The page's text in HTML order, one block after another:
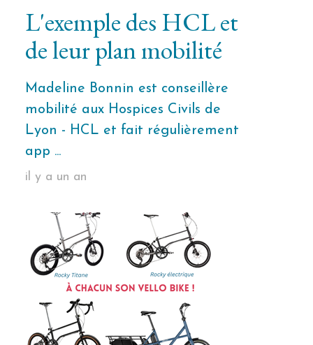
L'exemple des HCL et
de leur plan mobilité
Madeline Bonnin est conseillère
mobilité aux Hospices Civils de
Lyon - HCL et fait régulièrement
app ...
il y a un an